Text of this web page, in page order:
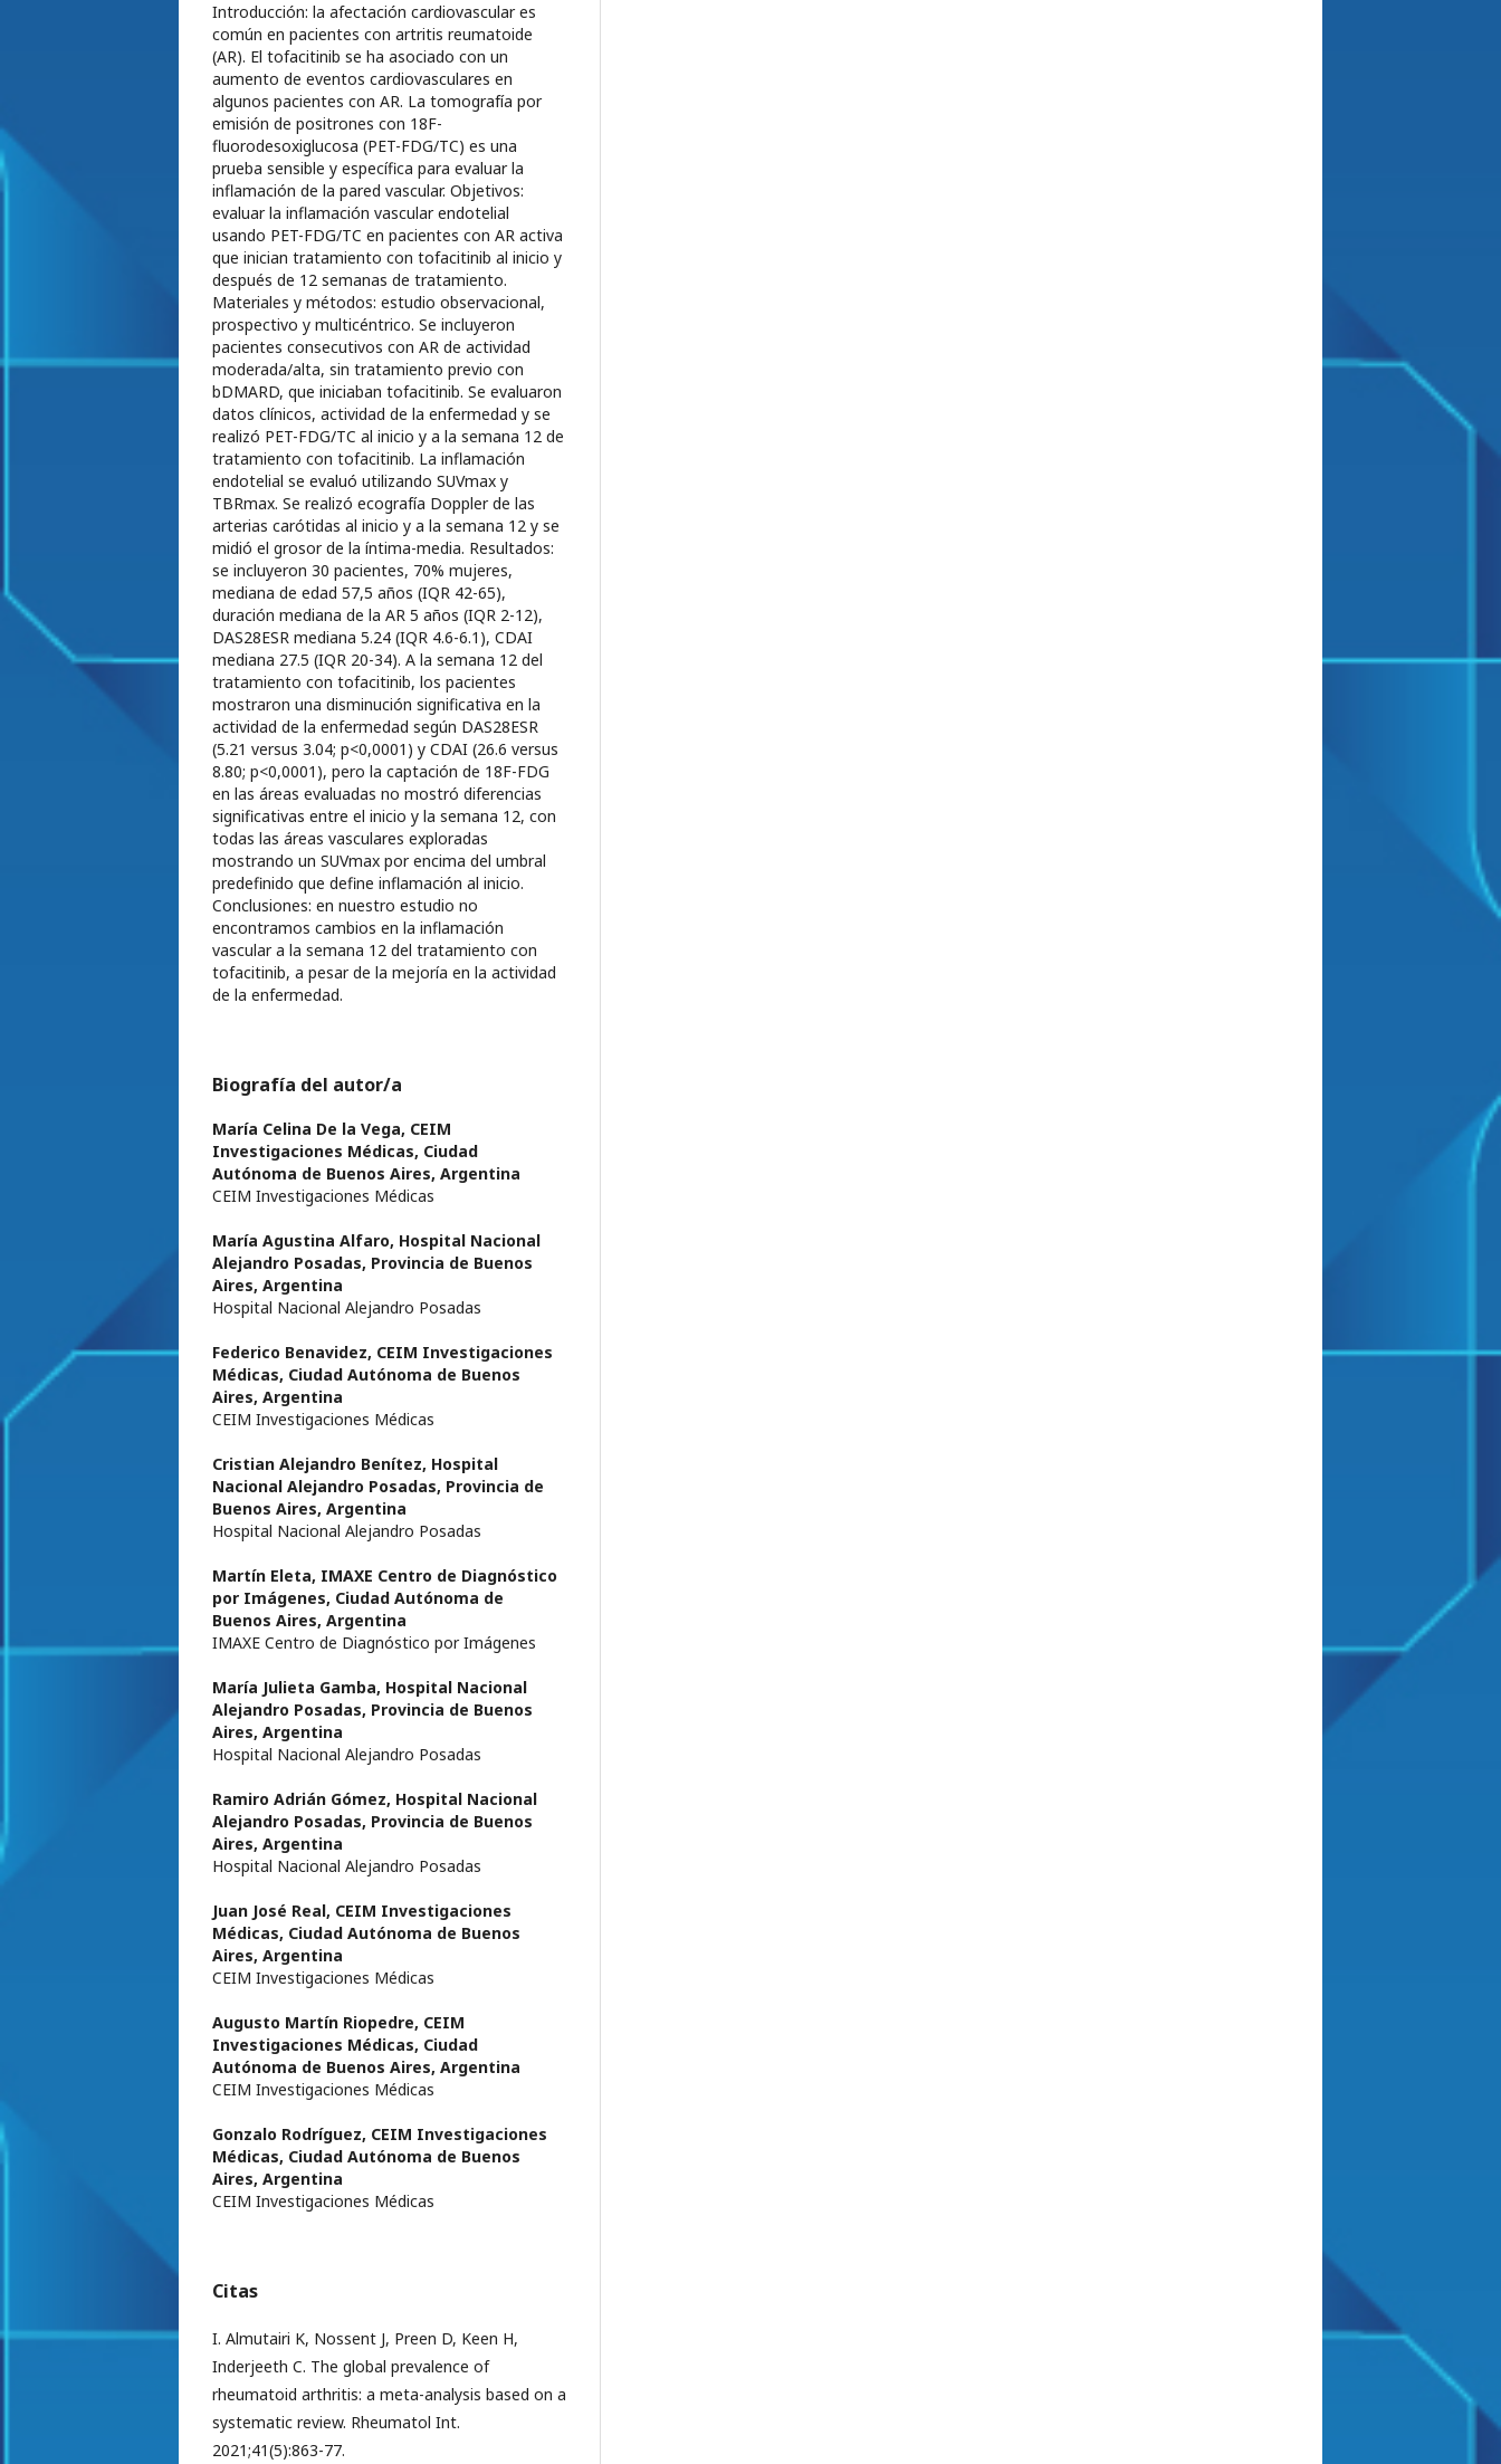
Introducción: la afectación cardiovascular es
común en pacientes con artritis reumatoide
(AR). El tofacitinib se ha asociado con un
aumento de eventos cardiovasculares en
algunos pacientes con AR. La tomografía por
emisión de positrones con 18F-
fluorodesoxiglucosa (PET-FDG/TC) es una
prueba sensible y específica para evaluar la
inflamación de la pared vascular. Objetivos:
evaluar la inflamación vascular endotelial
usando PET-FDG/TC en pacientes con AR activa
que inician tratamiento con tofacitinib al inicio y
después de 12 semanas de tratamiento.
Materiales y métodos: estudio observacional,
prospectivo y multicéntrico. Se incluyeron
pacientes consecutivos con AR de actividad
moderada/alta, sin tratamiento previo con
bDMARD, que iniciaban tofacitinib. Se evaluaron
datos clínicos, actividad de la enfermedad y se
realizó PET-FDG/TC al inicio y a la semana 12 de
tratamiento con tofacitinib. La inflamación
endotelial se evaluó utilizando SUVmax y
TBRmax. Se realizó ecografía Doppler de las
arterias carótidas al inicio y a la semana 12 y se
midió el grosor de la íntima-media. Resultados:
se incluyeron 30 pacientes, 70% mujeres,
mediana de edad 57,5 años (IQR 42-65),
duración mediana de la AR 5 años (IQR 2-12),
DAS28ESR mediana 5.24 (IQR 4.6-6.1), CDAI
mediana 27.5 (IQR 20-34). A la semana 12 del
tratamiento con tofacitinib, los pacientes
mostraron una disminución significativa en la
actividad de la enfermedad según DAS28ESR
(5.21 versus 3.04; p<0,0001) y CDAI (26.6 versus
8.80; p<0,0001), pero la captación de 18F-FDG
en las áreas evaluadas no mostró diferencias
significativas entre el inicio y la semana 12, con
todas las áreas vasculares exploradas
mostrando un SUVmax por encima del umbral
predefinido que define inflamación al inicio.
Conclusiones: en nuestro estudio no
encontramos cambios en la inflamación
vascular a la semana 12 del tratamiento con
tofacitinib, a pesar de la mejoría en la actividad
de la enfermedad.
Biografía del autor/a
María Celina De la Vega, CEIM
Investigaciones Médicas, Ciudad
Autónoma de Buenos Aires, Argentina
CEIM Investigaciones Médicas
María Agustina Alfaro, Hospital Nacional
Alejandro Posadas, Provincia de Buenos
Aires, Argentina
Hospital Nacional Alejandro Posadas
Federico Benavidez, CEIM Investigaciones
Médicas, Ciudad Autónoma de Buenos
Aires, Argentina
CEIM Investigaciones Médicas
Cristian Alejandro Benítez, Hospital
Nacional Alejandro Posadas, Provincia de
Buenos Aires, Argentina
Hospital Nacional Alejandro Posadas
Martín Eleta, IMAXE Centro de Diagnóstico
por Imágenes, Ciudad Autónoma de
Buenos Aires, Argentina
IMAXE Centro de Diagnóstico por Imágenes
María Julieta Gamba, Hospital Nacional
Alejandro Posadas, Provincia de Buenos
Aires, Argentina
Hospital Nacional Alejandro Posadas
Ramiro Adrián Gómez, Hospital Nacional
Alejandro Posadas, Provincia de Buenos
Aires, Argentina
Hospital Nacional Alejandro Posadas
Juan José Real, CEIM Investigaciones
Médicas, Ciudad Autónoma de Buenos
Aires, Argentina
CEIM Investigaciones Médicas
Augusto Martín Riopedre, CEIM
Investigaciones Médicas, Ciudad
Autónoma de Buenos Aires, Argentina
CEIM Investigaciones Médicas
Gonzalo Rodríguez, CEIM Investigaciones
Médicas, Ciudad Autónoma de Buenos
Aires, Argentina
CEIM Investigaciones Médicas
Citas
I. Almutairi K, Nossent J, Preen D, Keen H,
Inderjeeth C. The global prevalence of
rheumatoid arthritis: a meta-analysis based on a
systematic review. Rheumatol Int.
2021;41(5):863-77.